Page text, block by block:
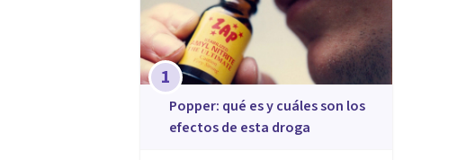
1
Popper: qué es y cuáles son los
efectos de esta droga